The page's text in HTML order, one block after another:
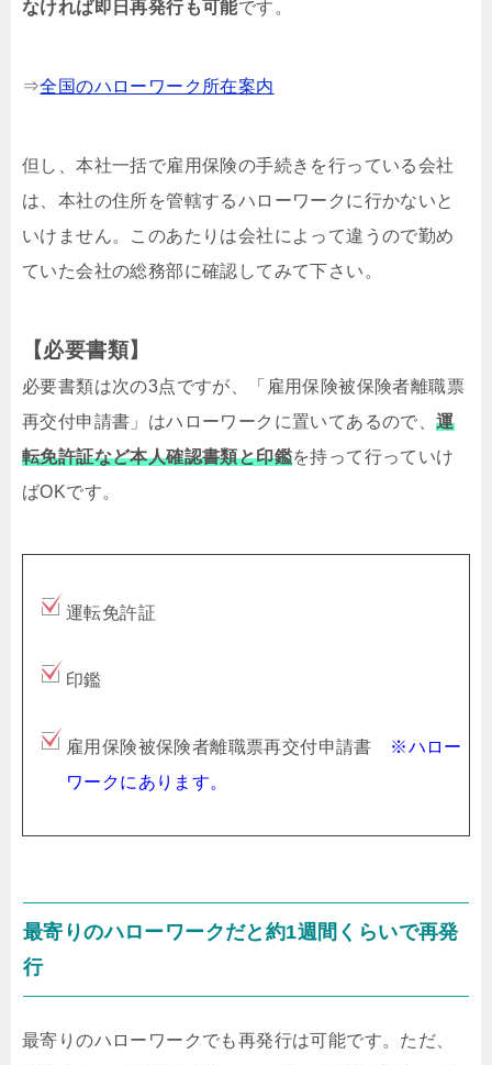
なければ即日再発行も可能です。
⇒全国のハローワーク所在案内
但し、本社一括で雇用保険の手続きを行っている会社
は、本社の住所を管轄するハローワークに行かないと
いけません。このあたりは会社によって違うので勤め
ていた会社の総務部に確認してみて下さい。
【必要書類】
必要書類は次の3点ですが、「雇用保険被保険者離職票
再交付申請書」はハローワークに置いてあるので、運
転免許証など本人確認書類と印鑑を持って行っていけ
ばOKです。
運転免許証
印鑑
雇用保険被保険者離職票再交付申請書
※ハロー
ワークにあります。
最寄りのハローワークだと約1週間くらいで再発
行
最寄りのハローワークでも再発行は可能です。ただ、